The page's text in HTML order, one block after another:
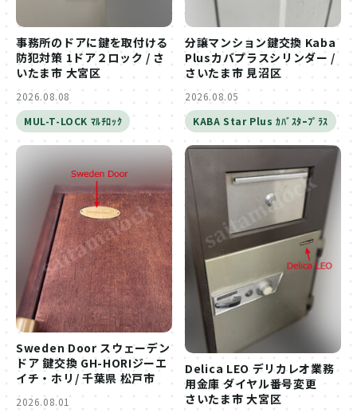
事務所のドアに鍵を取付ける
防犯対策 1ドア２ロック / さ
いたま市 大宮区
2026.08.08
MUL-T-LOCK ﾏﾙﾁﾛｯｸ
分譲マンション鍵交換 Kaba
Plusカバプラスシリンダー /
さいたま市 見沼区
2026.08.05
KABA Star Plus ｶﾊﾞｽﾀｰﾌﾟﾗｽ
Sweden Door スウェーデン
ドア 鍵交換 GH-HORIジーエ
イチ・ホリ/ 千葉県 松戸市
2026.08.01
Delica LEO デリカレオ業務
用金庫 ダイヤル番号変更
さいたま市 大宮区